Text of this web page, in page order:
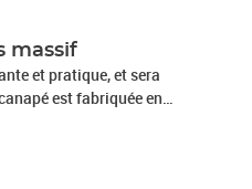
massif
et pratique, et sera
est fabriquée en
sûre pour placer des
les grains de bois